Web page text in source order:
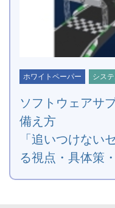
ホワイトペーパー シス
ソフトウェアサ
備え方
「追いつけない
る視点・具体策